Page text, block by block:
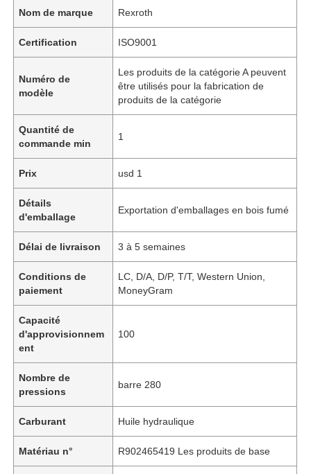
Nom de marque Rexroth
Certification ISO9001
Numéro de
modèle
Les produits de la catégorie A peuvent
être utilisés pour la fabrication de
produits de la catégorie
Quantité de
commande min
1
Prix usd 1
Détails
d'emballage
Exportation d'emballages en bois fumé
Délai de livraison 3 à 5 semaines
Conditions de
paiement
LC, D/A, D/P, T/T, Western Union,
MoneyGram
Capacité
d'approvisionnem
ent
100
Nombre de
pressions
barre 280
Carburant Huile hydraulique
Matériau n° R902465419 Les produits de base